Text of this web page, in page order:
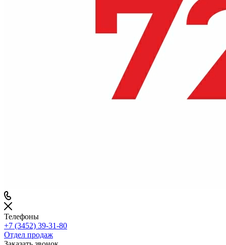
Телефоны
+7 (3452) 39-31-80
Отдел продаж